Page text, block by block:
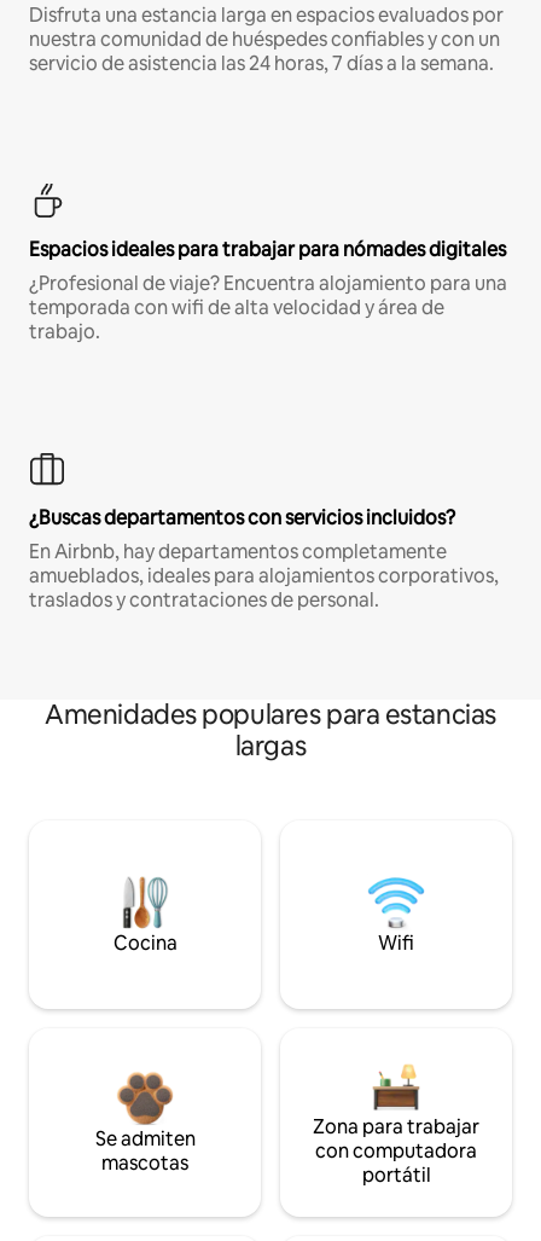
Disfruta una estancia larga en espacios evaluados por
nuestra comunidad de huéspedes confiables y con un
servicio de asistencia las 24 horas, 7 días a la semana.
Espacios ideales para trabajar para nómades digitales
¿Profesional de viaje? Encuentra alojamiento para una
temporada con wifi de alta velocidad y área de
trabajo.
¿Buscas departamentos con servicios incluidos?
En Airbnb, hay departamentos completamente
amueblados, ideales para alojamientos corporativos,
traslados y contrataciones de personal.
Amenidades populares para estancias
largas
Cocina Wifi
Se admiten
mascotas
Zona para trabajar
con computadora
portátil